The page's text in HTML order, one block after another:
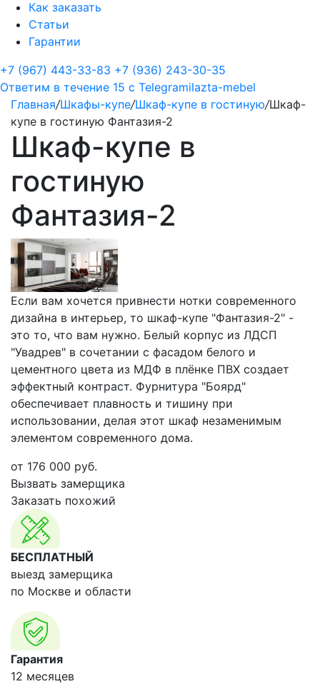
Как заказать
Статьи
Гарантии
+7 (967) 443-33-83 +7 (936) 243-30-35
Ответим в течение 15 с Telegramilazta-mebel
Главная/Шкафы-купе/Шкаф-купе в гостиную/Шкаф-
купе в гостиную Фантазия-2
Шкаф-купе в
гостиную
Фантазия-2
Если вам хочется привнести нотки современного
дизайна в интерьер, то шкаф-купе "Фантазия-2" -
это то, что вам нужно. Белый корпус из ЛДСП
"Увадрев" в сочетании с фасадом белого и
цементного цвета из МДФ в плёнке ПВХ создает
эффектный контраст. Фурнитура "Боярд"
обеспечивает плавность и тишину при
использовании, делая этот шкаф незаменимым
элементом современного дома.
от 176 000 руб.
Вызвать замерщика
Заказать похожий
БЕСПЛАТНЫЙ
выезд замерщика
по Москве и области
Гарантия
12 месяцев